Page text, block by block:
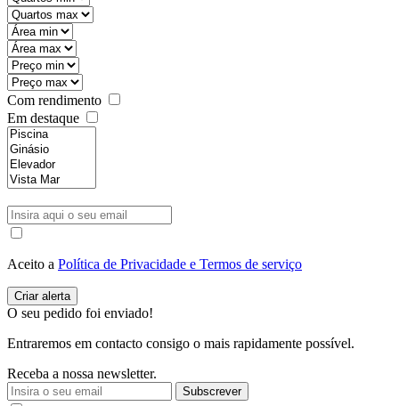
Com rendimento
Em destaque
Aceito a Política de Privacidade e Termos de serviço
O seu pedido foi enviado!
Entraremos em contacto consigo o mais rapidamente possível.
Receba a nossa newsletter.
Subscrever